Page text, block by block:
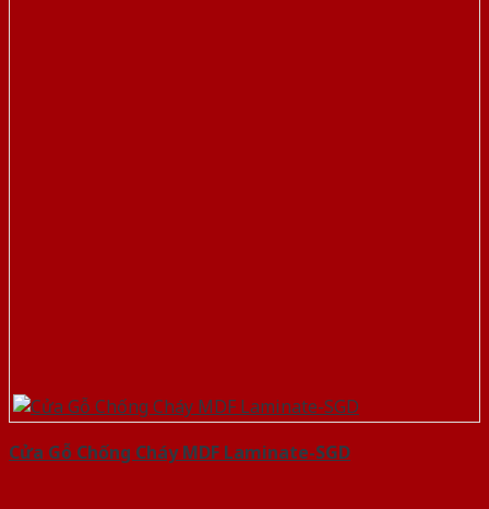
Cửa Gỗ Chống Cháy MDF Laminate-SGD